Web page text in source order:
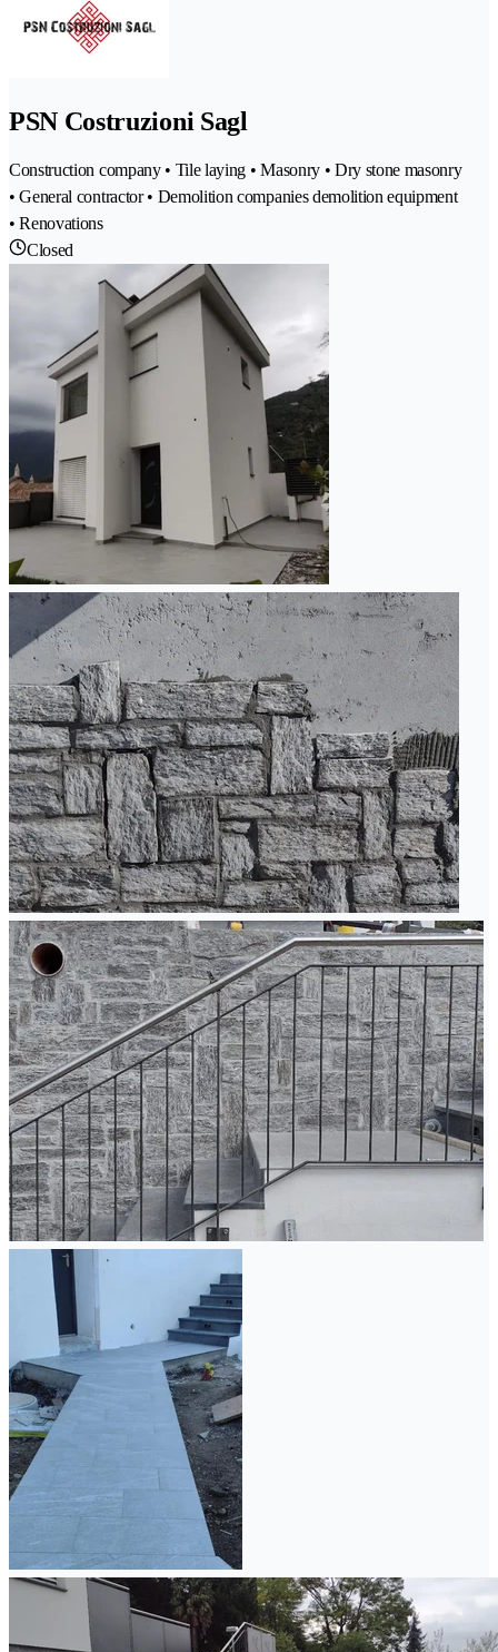
PSN Costruzioni Sagl
Construction company • Tile laying • Masonry • Dry stone masonry
• General contractor • Demolition companies demolition equipment
• Renovations
Closed